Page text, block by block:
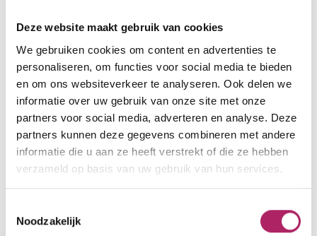
Deze website maakt gebruik van cookies
We gebruiken cookies om content en advertenties te
personaliseren, om functies voor social media te bieden
en om ons websiteverkeer te analyseren. Ook delen we
informatie over uw gebruik van onze site met onze
partners voor social media, adverteren en analyse. Deze
partners kunnen deze gegevens combineren met andere
informatie die u aan ze heeft verstrekt of die ze hebben
verzameld op basis van uw gebruik van hun services.
Noodzakelijk
4800 Verviers
000000000
service.clientele@basic-fit.be
www.basic-fit.com/fr-be/salle-de-
fitness/basic-fit-verviers-rue-de-limbourg-
24-7-
c482af9e84134ad297d592fcb4360484.html